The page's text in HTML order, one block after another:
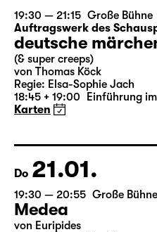
18:45 + 19:00 Einführung im
Karten
Sa 06.02.
19:30 — 20:55
Version)
von William Shakespeare
Deutsch von Jens Roselt
Fassung von Pia Richter
Regie: Pia Richter
18:45 + 19:00
Karten